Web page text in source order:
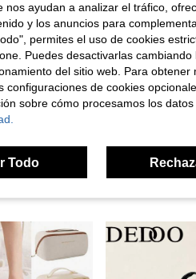
$32.490
nos ayudan a analizar el tráfico,
y los anuncios para
permites el uso de cookies
Puedes desactivarlas cambiando
del sitio web. Para obtener
de cookies
sobre cómo procesamos los datos
Todo